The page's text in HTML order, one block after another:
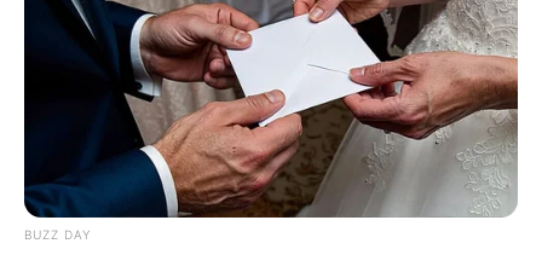
BUZZ DAY